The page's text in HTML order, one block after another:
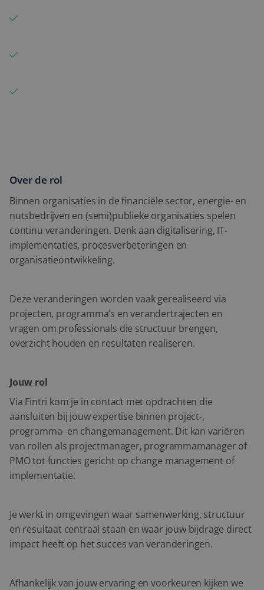
Blog
Over de rol
Binnen organisaties in de financiële sector, energie- en
nutsbedrijven en (semi)publieke organisaties spelen
continu veranderingen. Denk aan digitalisering, IT-
implementaties, procesverbeteringen en
organisatieontwikkeling.
Deze veranderingen worden vaak gerealiseerd via
projecten, programma’s en verandertrajecten en
vragen om professionals die structuur brengen,
overzicht houden en resultaten realiseren.
Jouw rol
Via Fintri kom je in contact met opdrachten die
aansluiten bij jouw expertise binnen project-,
programma- en changemanagement. Dit kan variëren
van rollen als projectmanager, programmamanager of
PMO tot functies gericht op change management of
implementatie.
Je werkt in omgevingen waar samenwerking, structuur
en resultaat centraal staan en waar jouw bijdrage direct
impact heeft op het succes van veranderingen.
Afhankelijk van jouw ervaring en voorkeuren kijken we